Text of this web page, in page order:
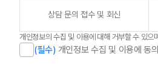
상담 문의 접수 및 회신
개인정보의 수집 및 이용에 대해 거부할 수 있
(필수) 개인정보 수집 및 이용에 동